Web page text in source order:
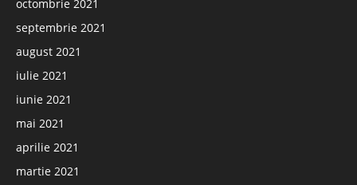
octombrie 2021
septembrie 2021
august 2021
iulie 2021
iunie 2021
mai 2021
aprilie 2021
martie 2021